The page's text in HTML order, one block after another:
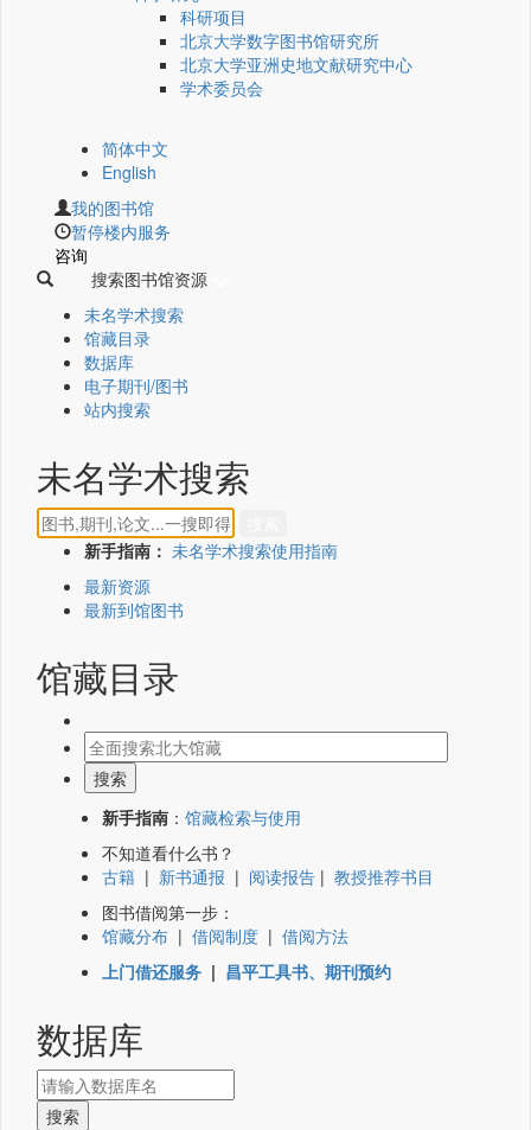
科研项目
北京大学数字图书馆研究所
北京大学亚洲史地文献研究中心
学术委员会
简体中文
English
我的图书馆
暂停楼内服务
咨询
搜索图书馆资源
未名学术搜索
馆藏目录
数据库
电子期刊/图书
站内搜索
未名学术搜索
新手指南： 未名学术搜索使用指南
最新资源
最新到馆图书
馆藏目录
新手指南 ： 馆藏检索与使用
不知道看什么书？
古籍 | 新书通报 | 阅读报告 | 教授推荐书目
图书借阅第一步：
馆藏分布 | 借阅制度 | 借阅方法
上门借还服务 | 昌平工具书、期刊预约
数据库